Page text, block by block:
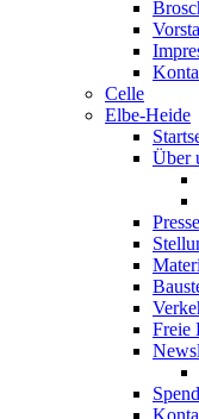
Celle
Elbe-Heide
Über
Freie